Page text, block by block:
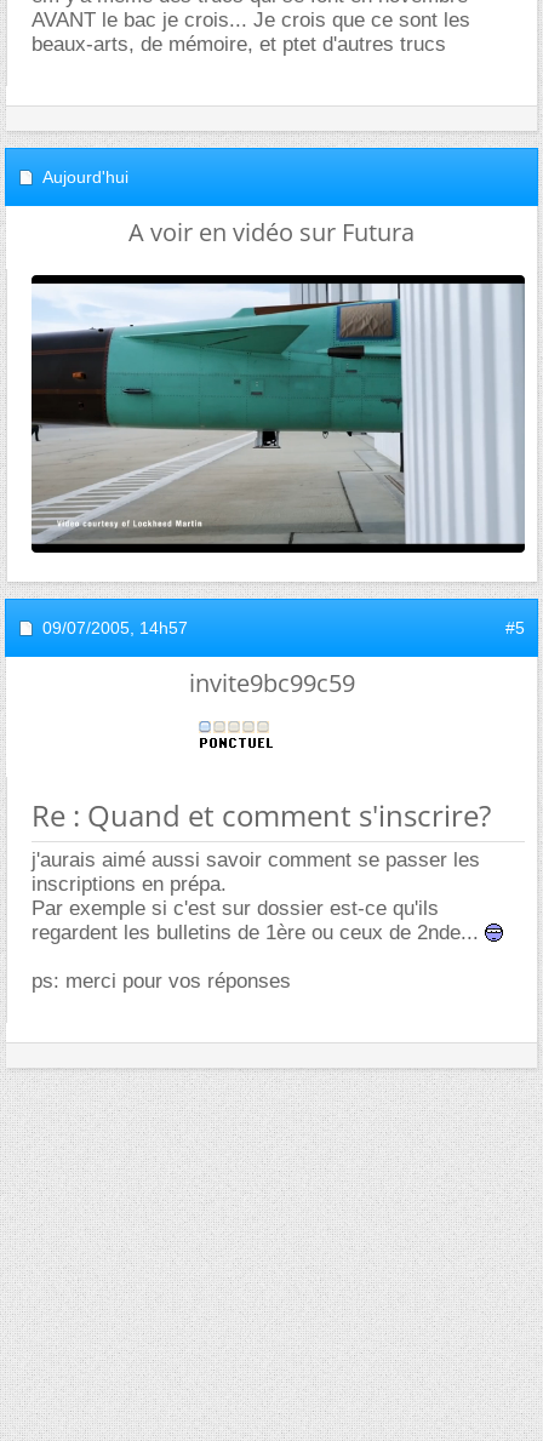
AVANT le bac je crois... Je crois que ce sont les
beaux-arts, de mémoire, et ptet d'autres trucs
Aujourd'hui
A voir en vidéo sur Futura
09/07/2005, 14h57 #5
invite9bc99c59
Re : Quand et comment s'inscrire?
j'aurais aimé aussi savoir comment se passer les
inscriptions en prépa.
Par exemple si c'est sur dossier est-ce qu'ils
regardent les bulletins de 1ère ou ceux de 2nde...
ps: merci pour vos réponses